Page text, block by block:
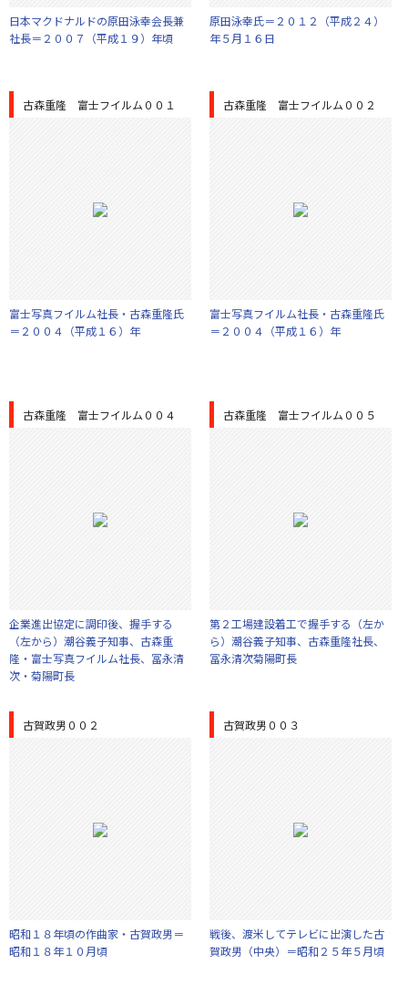
日本マクドナルドの原田泳幸会長兼
社長＝２００７（平成１９）年頃
原田泳幸氏＝２０１２（平成２４）
年５月１６日
古森重隆 富士フイルム００１
富士写真フイルム社長・古森重隆氏
＝２００４（平成１６）年
古森重隆 富士フイルム００２
富士写真フイルム社長・古森重隆氏
＝２００４（平成１６）年
古森重隆 富士フイルム００４
企業進出協定に調印後、握手する
（左から）潮谷義子知事、古森重
隆・富士写真フイルム社長、冨永清
次・菊陽町長
古森重隆 富士フイルム００５
第２工場建設着工で握手する（左か
ら）潮谷義子知事、古森重隆社長、
冨永清次菊陽町長
古賀政男００２
昭和１８年頃の作曲家・古賀政男＝
昭和１８年１０月頃
古賀政男００３
戦後、渡米してテレビに出演した古
賀政男（中央）＝昭和２５年５月頃